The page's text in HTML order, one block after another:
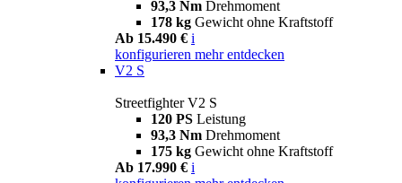
93,3 Nm Drehmoment
178 kg Gewicht ohne Kraftstoff
Ab 15.490 € i
konfigurieren mehr entdecken
V2 S
Streetfighter V2 S
120 PS Leistung
93,3 Nm Drehmoment
175 kg Gewicht ohne Kraftstoff
Ab 17.990 € i